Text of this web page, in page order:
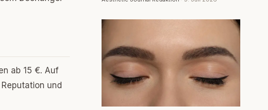
ab 15 €. Auf
und